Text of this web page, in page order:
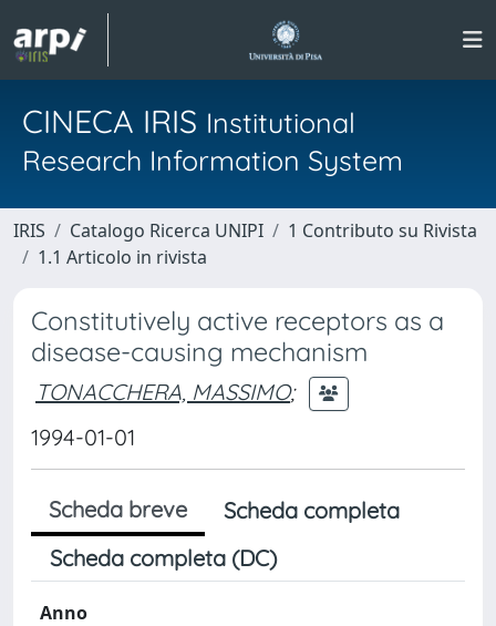
CINECA IRIS Institutional
Research Information System
IRIS Catalogo Ricerca UNIPI
1 Contributo su Rivista
1.1 Articolo in rivista
Constitutively active receptors as a
disease-causing mechanism
TONACCHERA, MASSIMO;
1994-01-01
Scheda breve
Scheda completa
Scheda completa (DC)
Anno